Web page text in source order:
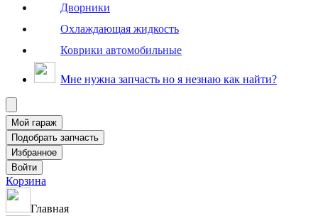
Дворники
Охлаждающая жидкость
Коврики автомобильные
Мне нужна запчасть но я незнаю как найти?
Корзина
Главная